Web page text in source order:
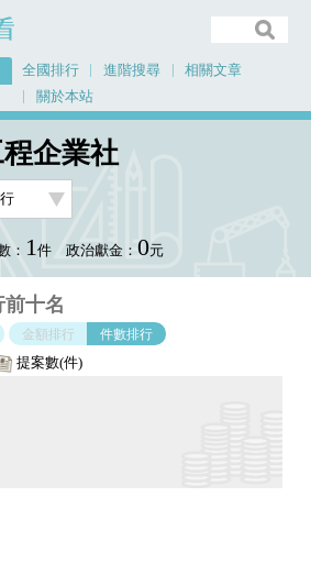
全國排行 進階搜尋
相關文章
關於本站
企業社
： 1件 政治獻金： 0元
十名
金額排行 件數排行
提案數(件)